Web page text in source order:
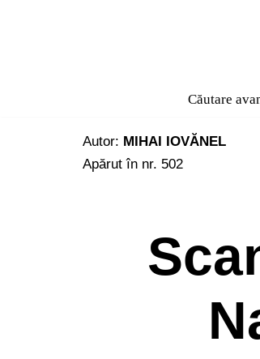
Căutare
Autor: MIHAI IOVĂNEL
Apărut în nr. 502